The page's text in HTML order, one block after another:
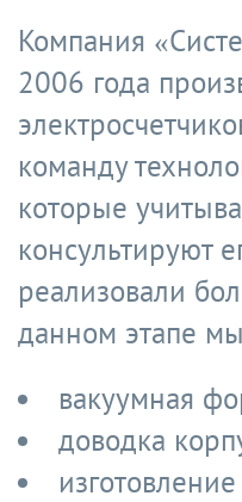
Компания
2006 года
команду
которые
консультируют
реализовали
данном этапе
вакуумная
доводка